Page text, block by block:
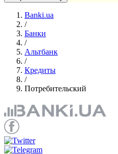
Banki.ua
/
Банки
/
Альтбанк
/
Кредиты
/
Потребительский